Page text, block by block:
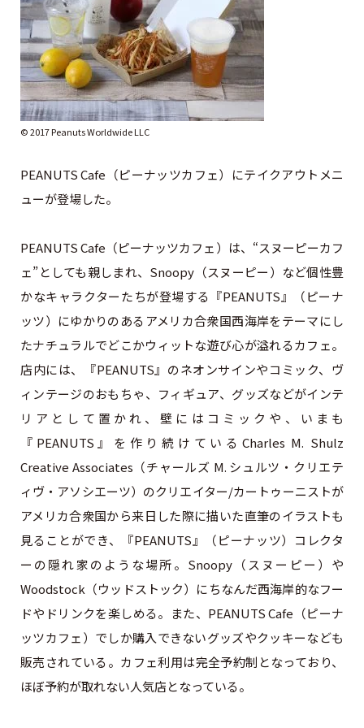
© 2017 Peanuts Worldwide LLC
PEANUTS Cafe（ピーナッツカフェ）にテイクアウトメニ
ューが登場した。
PEANUTS Cafe（ピーナッツカフェ）は、“スヌーピーカフ
ェ”としても親しまれ、Snoopy（スヌーピー）など個性豊
かなキャラクターたちが登場する『PEANUTS』（ピーナ
ッツ）にゆかりのあるアメリカ合衆国西海岸をテーマにし
たナチュラルでどこかウィットな遊び心が溢れるカフェ。
店内には、『PEANUTS』のネオンサインやコミック、ヴ
ィンテージのおもちゃ、フィギュア、グッズなどがインテ
リアとして置かれ、壁にはコミックや、いまも
『PEANUTS』を作り続けているCharles M. Shulz
Creative Associates（チャールズ M. シュルツ・クリエテ
ィヴ・アソシエーツ）のクリエイター/カートゥーニストが
アメリカ合衆国から来日した際に描いた直筆のイラストも
見ることができ、『PEANUTS』（ピーナッツ）コレクタ
ーの隠れ家のような場所。Snoopy（スヌーピー）や
Woodstock（ウッドストック）にちなんだ西海岸的なフー
ドやドリンクを楽しめる。また、PEANUTS Cafe（ピーナ
ッツカフェ）でしか購入できないグッズやクッキーなども
販売されている。カフェ利用は完全予約制となっており、
ほぼ予約が取れない人気店となっている。